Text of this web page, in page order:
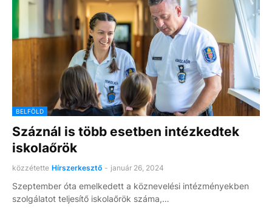
BELFÖLD
Száznál is több esetben intézkedtek
iskolaőrök
közzétette Hírszerkesztő - január 26, 2024
Szeptember óta emelkedett a köznevelési intézményekben
szolgálatot teljesítő iskolaőrök száma,…